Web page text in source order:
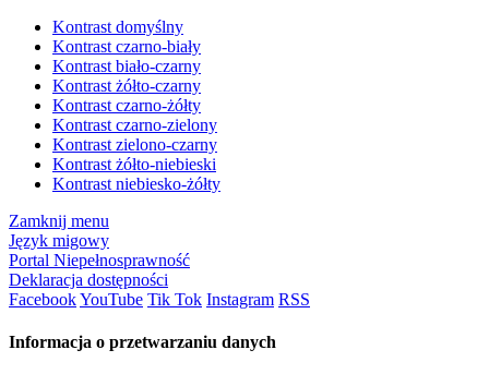
Kontrast domyślny
Kontrast czarno-biały
Kontrast biało-czarny
Kontrast żółto-czarny
Kontrast czarno-żółty
Kontrast czarno-zielony
Kontrast zielono-czarny
Kontrast żółto-niebieski
Kontrast niebiesko-żółty
Zamknij menu
Język migowy
Portal Niepełnosprawność
Deklaracja dostępności
FacebookYouTube Tik Tok Instagram RSS
Informacja o przetwarzaniu danych